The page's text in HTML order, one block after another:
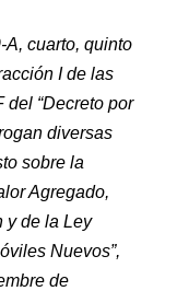
A, cuarto, quinto
I de las
“Decreto por
diversas
sobre la
Agregado,
y de la Ley
Nuevos”,
de